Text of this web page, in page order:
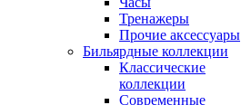
Тренажеры
Прочие аксессуары
Бильярдные коллекции
Классические
коллекции
Современные